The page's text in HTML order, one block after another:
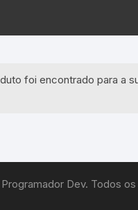
foi encontrado para a
Dev. Todos